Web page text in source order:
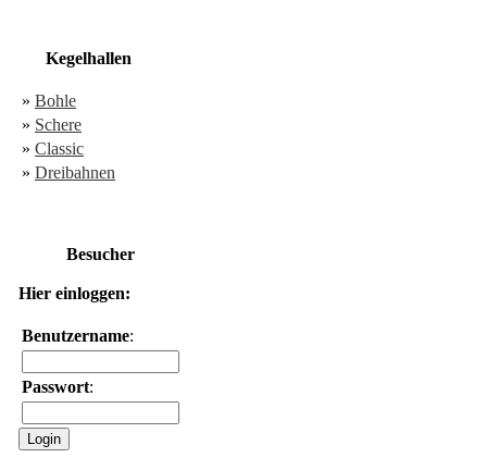
Kegelhallen
» Bohle
» Schere
» Classic
» Dreibahnen
Besucher
Hier einloggen:
Benutzername:
Passwort: